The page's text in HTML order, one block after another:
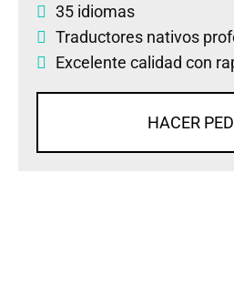
35 idiomas
Traductores nativos
Excelente calidad con
HACER